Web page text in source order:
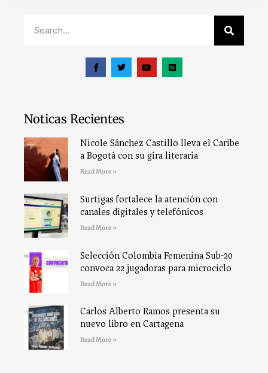
Noticas Recientes
Nicole Sánchez Castillo lleva el Caribe
a Bogotá con su gira literaria
Read More »
Surtigas fortalece la atención con
canales digitales y telefónicos
Read More »
Selección Colombia Femenina Sub-20
convoca 22 jugadoras para microciclo
Read More »
Carlos Alberto Ramos presenta su
nuevo libro en Cartagena
Read More »